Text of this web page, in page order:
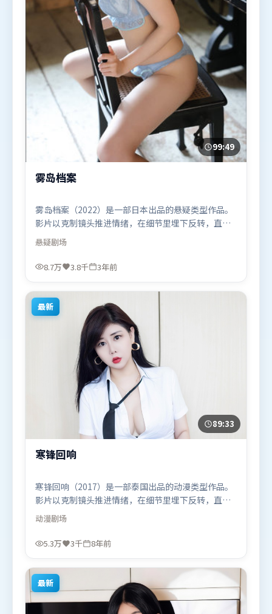
99:49
雾岛档案
雾岛档案（2022）是一部日本出品的悬疑类型作品。
影片以克制镜头推进情绪，在细节里埋下反转，直至
最后一刻才揭开谜底。叙事线索多线并进，最终在关
键节点收束。由贾樟柯执导，托尼·贾、周冬雨、苍
井优，秦海璐等联袂出演。影片于2022年11月27日
观众观看。
悬疑剧场
8.7万 3.8千 3年前
最新
89:33
寒锋回响
寒锋回响（2017）是一部泰国出品的动漫类型作品。
影片以克制镜头推进情绪，在细节里埋下反转，直至
最后一刻才揭开谜底。叙事线索多线并进，最终在关
键节点收束。由张艺谋执导，段奕宏、弗洛伦丝·皮
尤、谭卓，刘亦菲、迪皮卡·帕度柯妮、奥卡菲娜等
区首映上线，适合喜欢动漫题材的观众观看。
动漫剧场
5.3万 3千 8年前
最新